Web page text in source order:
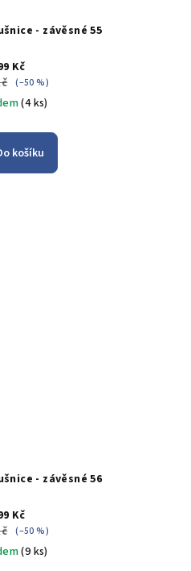
- závěsné 55
Kč
(–50 %)
(4 ks)
košíku
- závěsné 56
Kč
(–50 %)
(9 ks)